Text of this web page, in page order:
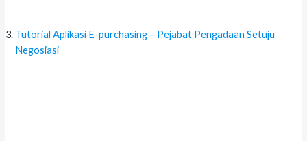
Tutorial Aplikasi E-purchasing – Pejabat Pengadaan Setuju
Negosiasi